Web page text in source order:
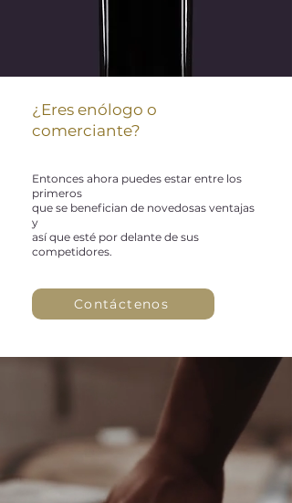
¿Eres enólogo o
comerciante?
Entonces ahora puedes estar entre los
primeros
que se benefician de novedosas ventajas
y
así que esté por delante de sus
competidores.
Contáctenos